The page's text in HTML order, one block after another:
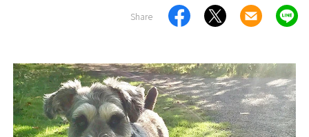
Share